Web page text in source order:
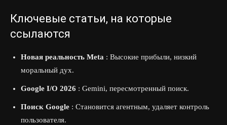
Ключевые статьи, на которые
ссылаются
Новая реальность Meta : Высокие прибыли, низкий
моральный дух.
Google I/O 2026 : Gemini, пересмотренный поиск.
Поиск Google : Становится агентным, удаляет контроль
пользователя.